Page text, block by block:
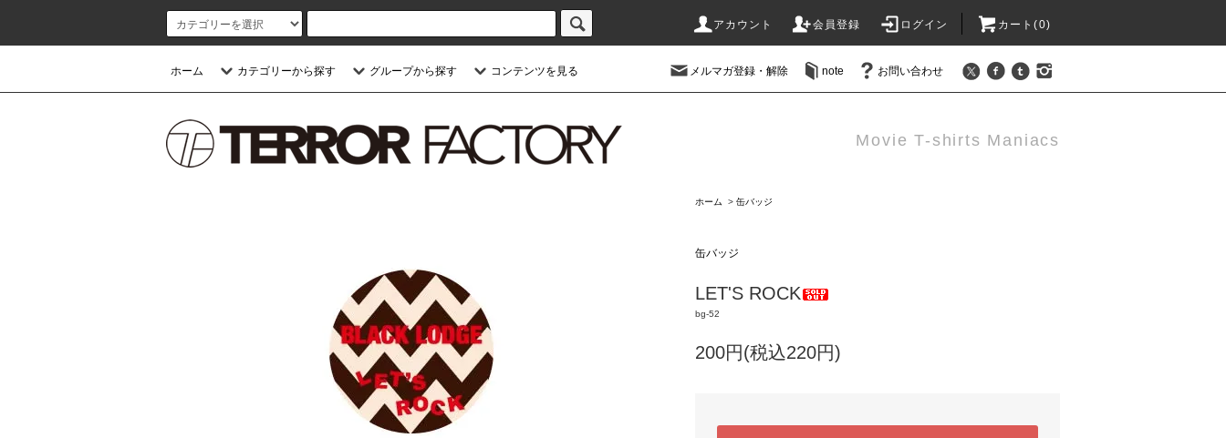
アカウント 会員登録 ログイン カート(0)
ホーム カテゴリーから探す グループから探す コンテンツを見る メルマガ登録・解除 note お問い合わせ
Movie T-shirts Maniacs
ホーム > 缶バッジ
缶バッジ
LET'S ROCK
bg-52
200円(税込220円)